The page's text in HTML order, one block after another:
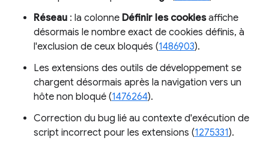
Réseau : la colonne Définir les cookiesaffiche
désormais le nombre exact de cookies définis, à
l'exclusion de ceux bloqués (1486903).
Les extensions des outils de développement se
chargent désormais après la navigation vers un
hôte non bloqué (1476264).
Correction du bug lié au contexte d'exécution de
script incorrect pour les extensions (1275331).